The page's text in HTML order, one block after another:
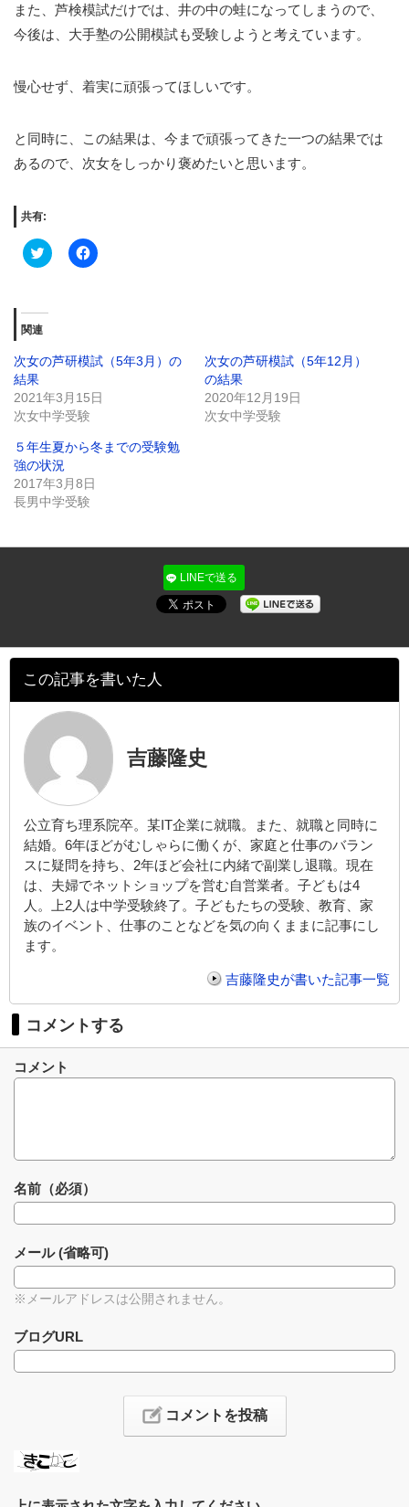
また、芦検模試だけでは、井の中の蛙になってしまうので、
今後は、大手塾の公開模試も受験しようと考えています。
慢心せず、着実に頑張ってほしいです。
と同時に、この結果は、今まで頑張ってきた一つの結果では
あるので、次女をしっかり褒めたいと思います。
共有:
Click
to
(新
ィ
ン
ウ
で
開
ま
す)
Facebook
で
リ
ッ
し
て
さ
い
し
い
ウ
関連
次女の芦研模試（5年3月）の
結果
2021年3月15日
次女中学受験
次女の芦研模試（5年12月）
の結果
2020年12月19日
次女中学受験
５年生夏から冬までの受験勉
強の状況
2017年3月8日
長男中学受験
LINEで送る
この記事を書いた人
吉藤隆史
公立育ち理系院卒。某IT企業に就職。また、就職と同時に
結婚。6年ほどがむしゃらに働くが、家庭と仕事のバラン
スに疑問を持ち、2年ほど会社に内緒で副業し退職。現在
は、夫婦でネットショップを営む自営業者。子どもは4
人。上2人は中学受験終了。子どもたちの受験、教育、家
族のイベント、仕事のことなどを気の向くままに記事にし
ます。
吉藤隆史が書いた記事一覧
コメントする
コメント
名前（必須）
メール (省略可)
※メールアドレスは公開されません。
ブログURL